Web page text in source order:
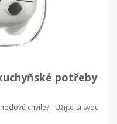
potřeby
chvíle? Užijte si svou